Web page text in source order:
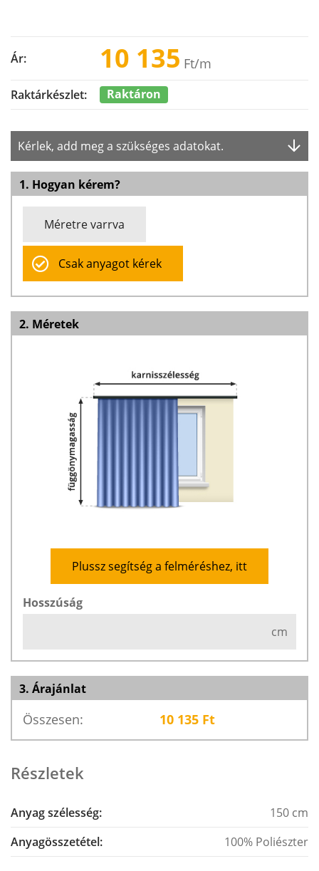
Ár: 10 135 Ft/m
Raktárkészlet: Raktáron
Kérlek, add meg a szükséges adatokat.
1. Hogyan kérem?
Méretre varrva
Csak anyagot kérek
2. Méretek
Plussz segítség a felméréshez, itt
Hosszúság
cm
3. Árajánlat
Összesen: 10 135 Ft
Részletek
Anyag szélesség:
150 cm
Anyagösszetétel:
100% Poliészter